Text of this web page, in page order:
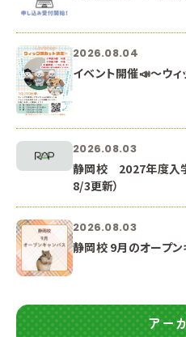
2026.08.04
イベント開催📣～ウ
2026.08.03
静岡校 2027年度入
8/3更新）
2026.08.03
静岡校 9月のオープン
アー